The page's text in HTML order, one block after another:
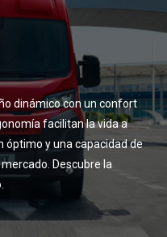
dinámico con un confort
facilitan la vida a
óptimo y una capacidad de
Descubre la